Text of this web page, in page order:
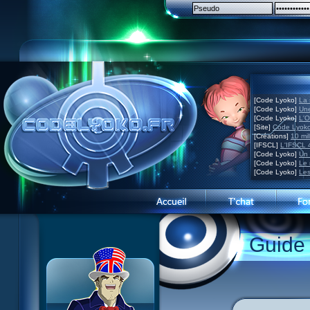
[Code Lyoko] La
[Code Lyoko]
[Code Lyoko]
[Site] Code
[Créations] 10
[IFSCL] L'IFSCL
[Code Lyoko] Un
[Code Lyoko] Le
[Code Lyoko]
6 Cruel dilemme
7 Problème d'image
10 Créature de rêve
11 Enragés